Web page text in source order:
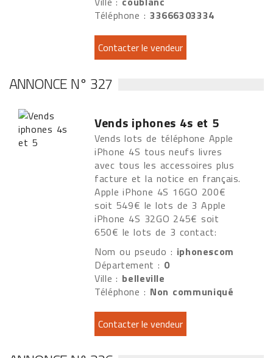
Téléphone : 33666303334
ANNONCE N° 327
Vends iphones 4s et 5
Vends lots de téléphone Apple
iPhone 4S tous neufs livres
avec tous les accessoires plus
facture et la notice en français.
Apple iPhone 4S 16GO 200€
soit 549€ le lots de 3 Apple
iPhone 4S 32GO 245€ soit
650€ le lots de 3 contact:
Nom ou pseudo : iphonescom
Département : 0
Ville : belleville
Téléphone : Non communiqué